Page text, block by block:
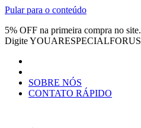
Pular para o conteúdo
5% OFF na primeira compra no site.
DigiteYOUARESPECIALFORUS
SOBRE NÓS
CONTATO RÁPIDO